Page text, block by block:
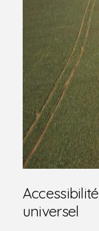
universel